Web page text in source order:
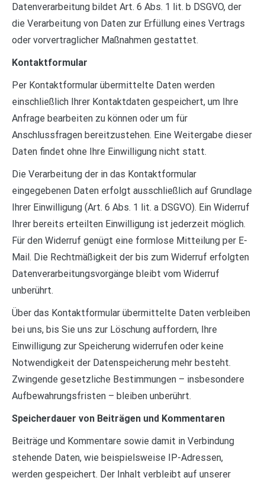
Datenverarbeitung bildet Art. 6 Abs. 1 lit. b DSGVO, der
die Verarbeitung von Daten zur Erfüllung eines Vertrags
oder vorvertraglicher Maßnahmen gestattet.
Kontaktformular
Per Kontaktformular übermittelte Daten werden
einschließlich Ihrer Kontaktdaten gespeichert, um Ihre
Anfrage bearbeiten zu können oder um für
Anschlussfragen bereitzustehen. Eine Weitergabe dieser
Daten findet ohne Ihre Einwilligung nicht statt.
Die Verarbeitung der in das Kontaktformular
eingegebenen Daten erfolgt ausschließlich auf Grundlage
Ihrer Einwilligung (Art. 6 Abs. 1 lit. a DSGVO). Ein Widerruf
Ihrer bereits erteilten Einwilligung ist jederzeit möglich.
Für den Widerruf genügt eine formlose Mitteilung per E-
Mail. Die Rechtmäßigkeit der bis zum Widerruf erfolgten
Datenverarbeitungsvorgänge bleibt vom Widerruf
unberührt.
Über das Kontaktformular übermittelte Daten verbleiben
bei uns, bis Sie uns zur Löschung auffordern, Ihre
Einwilligung zur Speicherung widerrufen oder keine
Notwendigkeit der Datenspeicherung mehr besteht.
Zwingende gesetzliche Bestimmungen – insbesondere
Aufbewahrungsfristen – bleiben unberührt.
Speicherdauer von Beiträgen und Kommentaren
Beiträge und Kommentare sowie damit in Verbindung
stehende Daten, wie beispielsweise IP-Adressen,
werden gespeichert. Der Inhalt verbleibt auf unserer